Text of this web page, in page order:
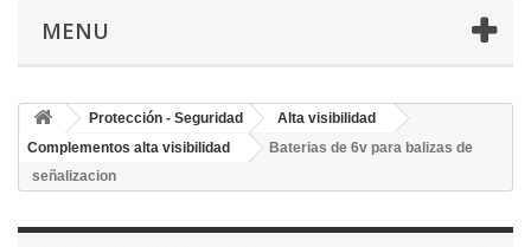
MENU
Protección - Seguridad
Alta visibilidad
Complementos alta visibilidad
Baterias de 6v para balizas de
señalizacion